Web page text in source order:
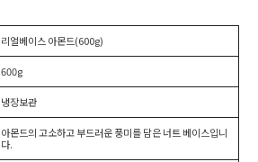
리얼베이스 아몬드(600g)
600g
냉장보관
아몬드의 고소하고 부드러운 풍미를 담은 너트 베이스입니
다.